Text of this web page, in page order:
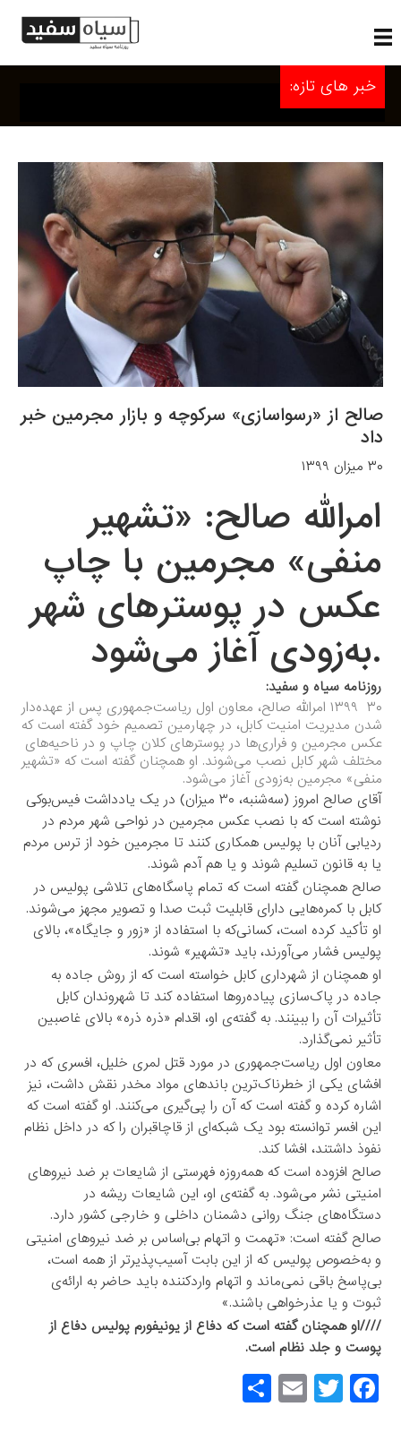
خبر های تازه:
صالح از «رسواسازی» سرکوچه و بازار مجرمین خبر
داد
۳۰ میزان ۱۳۹۹
امرالله صالح: «تشهیر
منفی» مجرمین با چاپ
عکس در پوسترهای شهر
.به‌زودی آغاز می‌شود
روزنامه سیاه و سفید:
۳۰ ۱۳۹۹
امرالله صالح، معاون اول ریاست‌جمهوری پس از عهده‌دار
شدن مدیریت امنیت کابل، در چهارمین تصمیم خود گفته است که
عکس مجرمین و فراری‌ها در پوسترهای کلان چاپ و در ناحیه‌های
مختلف شهر کابل نصب می‌شوند. او همچنان گفته است که «تشهیر
منفی» مجرمین به‌زودی آغاز می‌شود.
آقای صالح امروز (سه‌شنبه، ۳۰ میزان) در یک یادداشت فیس‌بوکی
نوشته است که با نصب عکس مجرمین در نواحی شهر مردم در
ردیابی آنان با پولیس همکاری کنند تا مجرمین خود از ترس مردم
یا به قانون تسلیم شوند و یا هم آدم شوند.
صالح همچنان گفته است که تمام پاسگا‌ه‌های تلاشی پولیس در
کابل با کمره‌هایی دارای قابلیت ثبت صدا و تصویر مجهز می‌شوند.
او تأکید کرده است، کسانی‌که با استفاده از «زور و جایگاه»، بالای
پولیس فشار می‌آورند، باید «تشهیر» شوند.
او همچنان از شهرداری کابل خواسته است که از روش جاده به
جاده در پاک‌سازی پیاده‌روها استفاده کند تا شهروندان کابل
تأثیرات آن را ببینند. به گفته‌ی او، اقدام «ذره ذره» بالای غاصبین
تأثیر نمی‌گذارد.
معاون اول ریاست‌جمهوری در مورد قتل لمری خلیل، افسری که در
افشای یکی از خطرناک‌ترین باندهای مواد مخدر نقش داشت، نیز
اشاره کرده و گفته است که آن را پی‌گیری می‌کنند. او گفته است که
این افسر توانسته بود یک شبکه‌ای از قاچاقبران را که در داخل نظام
نفوذ داشتند، افشا کند.
صالح افزوده است که همه‌روزه فهرستی از شایعات بر ضد نیروهای
امنیتی نشر می‌شود. به گفته‌ی او، این شایعات ریشه در
دستگاه‌های جنگ روانی دشمنان داخلی و خارجی کشور دارد.
صالح گفته است: «تهمت و اتهام بی‌اساس بر ضد نیروهای امنیتی
و به‌خصوص پولیس که از این بابت آسیب‌پذیرتر از همه است،
بی‌پاسخ باقی نمی‌ماند و اتهام واردکننده باید حاضر به ارائه‌ی
ثبوت و یا عذرخواهی باشند.»
////او همچنان گفته است که دفاع از یونیفورم پولیس دفاع از
پوست و جلد نظام است.
F
a
T
wi
E
m